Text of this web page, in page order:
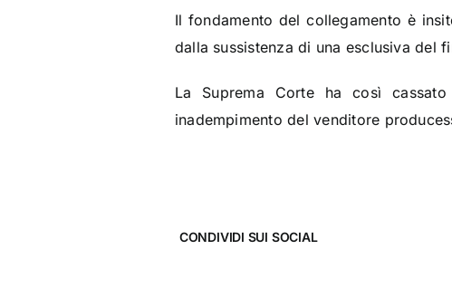
Il fondamento del collegamento è
dalla sussistenza di una esclusiva del
La Suprema Corte ha così
inadempimento del venditore
CONDIVIDI SUI SOCIAL